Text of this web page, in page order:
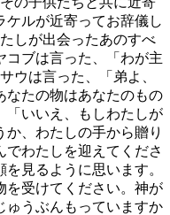
ケルが近寄ってお辞儀し
しが出会ったあのすべ
コブは言った、「わが主
ウは言った、「弟よ、
なたの物はあなたのもの
「いいえ、もしわたしが
、わたしの手から贈り
わたしを迎えてくださ
見るように思います。
を受けてください。神が
ゅうぶんもっていますか